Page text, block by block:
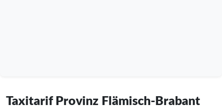
Taxitarif Provinz Flämisch-Brabant